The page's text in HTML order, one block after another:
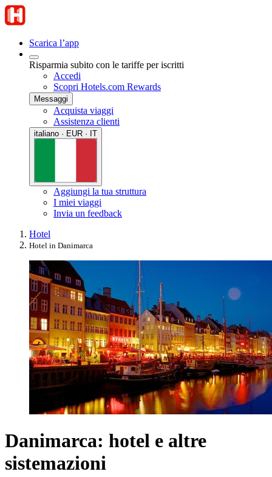
Scarica l’app
Risparmia subito con le tariffe per iscritti
Accedi
Scopri Hotels.com Rewards
Messaggi
Acquista viaggi
Assistenza clienti
italiano · EUR · IT
Aggiungi la tua struttura
I miei viaggi
Invia un feedback
Hotel
Hotel in Danimarca
Danimarca: hotel e altre
sistemazioni